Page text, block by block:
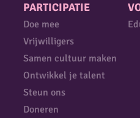
PARTICIPATIE
Doe mee
Vrijwilligers
Samen cultuur maken
Ontwikkel je talent
Steun ons
Doneren